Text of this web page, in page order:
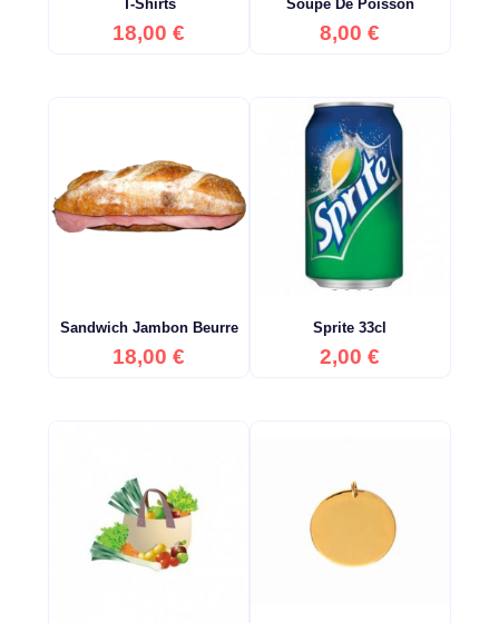
T-Shirts
Prix
18,00 €
Soupe De Poisson
Prix
8,00 €
Sandwich Jambon Beurre
Prix
18,00 €
Sprite 33cl
Prix
2,00 €